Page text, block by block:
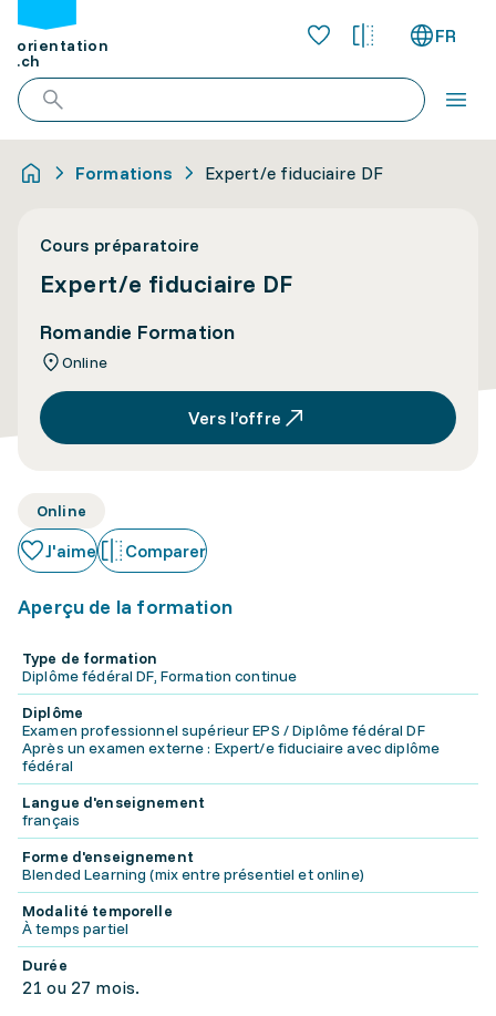
orientation
.ch
FR
Formations Expert/e fiduciaire DF
Cours préparatoire
Expert/e fiduciaire DF
Romandie Formation
Online
Vers l’offre
Online
J'aime Comparer
Aperçu de la formation
Type de formation
Diplôme fédéral DF, Formation continue
Diplôme
Examen professionnel supérieur EPS / Diplôme fédéral DF
Après un examen externe : Expert/e fiduciaire avec diplôme
fédéral
Langue d'enseignement
français
Forme d'enseignement
Blended Learning (mix entre présentiel et online)
Modalité temporelle
À temps partiel
Durée
21 ou 27 mois.